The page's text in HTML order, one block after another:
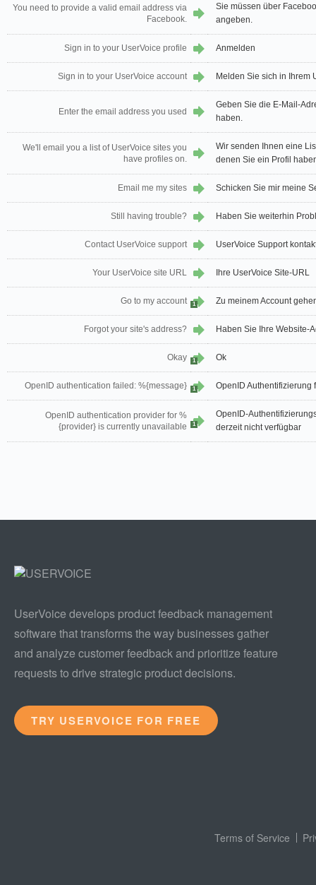
You need to provide a valid email address via
Facebook.
Sie müssen über
angeben.
Sign in to your UserVoice profile Anmelden
Sign in to your UserVoice account Melden Sie sich in Ihrem
Enter the email address you used
Geben Sie die E-Mail-
haben.
We'll email you a list of UserVoice sites you
have profiles on.
Wir senden Ihnen eine
denen Sie ein Profil
Email me my sites Schicken Sie mir meine
Still having trouble? Haben Sie weiterhin
Contact UserVoice support UserVoice Support
Your UserVoice site URL Ihre UserVoice Site-URL
Go to my account 1 Zu meinem Account
Forgot your site's address? Haben Sie Ihre Website-
Okay 1 Ok
OpenID authentication failed: %{message} 1 OpenID Authentifizierung
OpenID authentication provider for %
{provider} is currently unavailable
1
OpenID-
derzeit nicht verfügbar
UserVoice develops product feedback management
software that transforms the way businesses gather
and analyze customer feedback and prioritize feature
requests to drive strategic product decisions.
TRY USERVOICE FOR FREE
Terms of Service